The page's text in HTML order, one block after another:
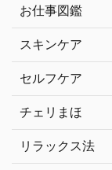
お仕事図鑑
スキンケア
セルフケア
チェリまほ
リラックス法